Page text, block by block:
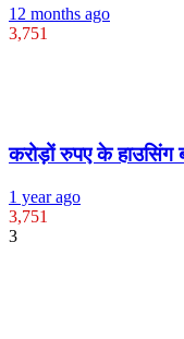
12 months ago
3,751
करोड़ों रुपए के हाउसिंग
1 year ago
3,751
3